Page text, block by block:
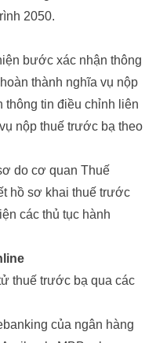
2050.
bước xác nhận thông
thành nghĩa vụ nộp
thông tin điều chỉnh liên
nộp thuế trước bạ theo
do cơ quan Thuế
hồ sơ khai thuế trước
các thủ tục hành
thuế trước bạ qua các
của ngân hàng